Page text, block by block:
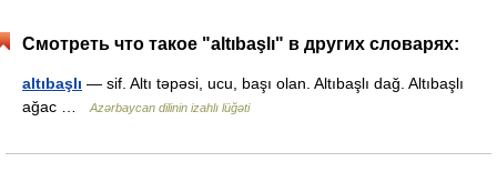
Смотреть что такое "altıbaşlı" в других словарях:
altıbaşlı — sif. Altı təpəsi, ucu, başı olan. Altıbaşlı dağ. Altıbaşlı
ağac …
Azərbaycan dilinin izahlı lüğəti